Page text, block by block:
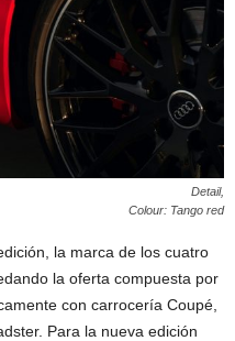
Detail,
Colour: Tango red
la marca de los cuatro
la oferta compuesta por
con carrocería Coupé,
Para la nueva edición